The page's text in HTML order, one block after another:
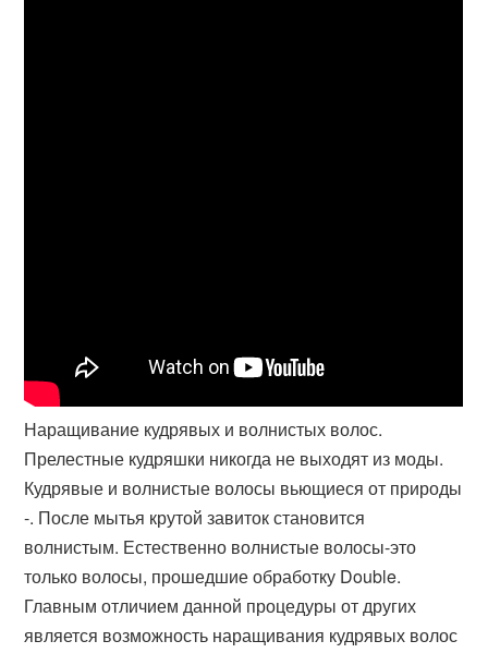
Наращивание кудрявых и волнистых волос.
Прелестные кудряшки никогда не выходят из моды.
Кудрявые и волнистые волосы вьющиеся от природы
-. После мытья крутой завиток становится
волнистым. Естественно волнистые волосы-это
только волосы, прошедшие обработку Double.
Главным отличием данной процедуры от других
является возможность наращивания кудрявых волос